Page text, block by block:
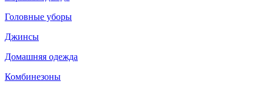
Головные уборы
Джинсы
Домашняя одежда
Комбинезоны